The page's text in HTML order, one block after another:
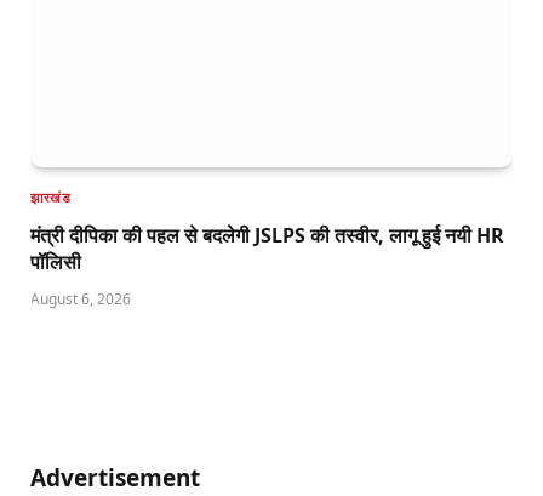
झारखंड
मंत्री दीपिका की पहल से बदलेगी JSLPS की तस्वीर, लागू हुई नयी HR
पॉलिसी
August 6, 2026
Advertisement